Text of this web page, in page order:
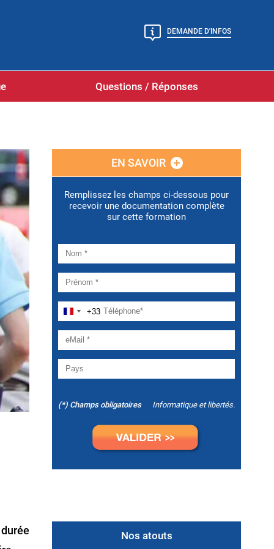
DEMANDE D'INFOS
Questions / Réponses
durée
EN SAVOIR
Remplissez les champs ci-dessous pour
recevoir une documentation complète
sur cette formation
+33
(*) Champs obligatoires Informatique et libertés.
Nos atouts